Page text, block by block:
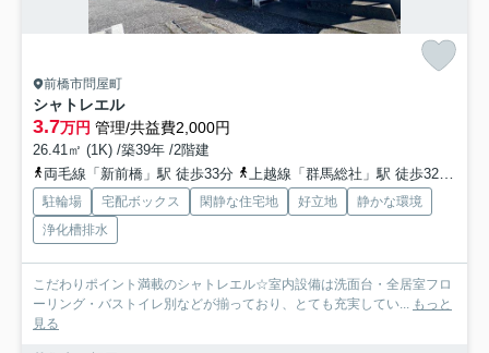
前橋市問屋町
シャトレエル
3.7万円 管理/共益費2,000円
26.41㎡ (1K) /築39年 /2階建
両毛線「新前橋」駅 徒歩33分
上越線「群馬総社」駅 徒歩32分
駐輪場 宅配ボックス 閑静な住宅地 好立地
静かな環境
浄化槽排水
こだわりポイント満載のシャトレエル☆室内設備は洗面台・全居室フロ
ーリング・バストイレ別などが揃っており、とても充実してい... もっと
見る